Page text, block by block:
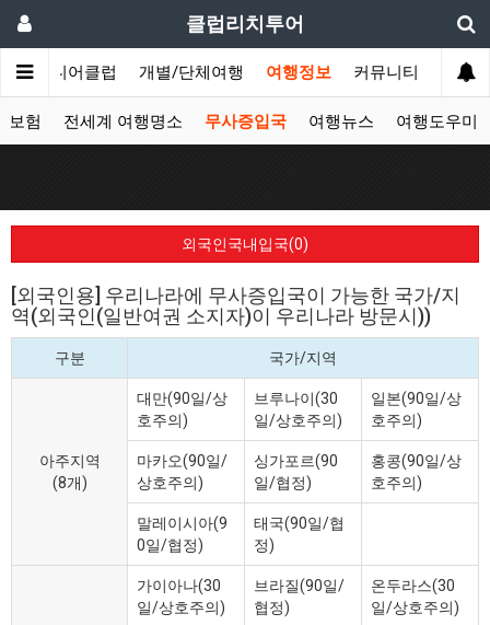
클럽리치투어
시니어클럽 개별/단체여행 여행정보 커뮤니티
보험 전세계 여행명소 무사증입국 여행뉴스 여행도우미
외국인국내입국(0)
[외국인용] 우리나라에 무사증입국이 가능한 국가/지
역(외국인(일반여권 소지자)이 우리나라 방문시))
구분 국가/지역
아주지역
(8개)
대만(90일/상
호주의)
브루나이(30
일/상호주의)
일본(90일/상
호주의)
마카오(90일/
상호주의)
싱가포르(90
일/협정)
홍콩(90일/상
호주의)
말레이시아(9
0일/협정)
태국(90일/협
정)
가이아나(30
일/상호주의)
브라질(90일/
협정)
온두라스(30
일/상호주의)